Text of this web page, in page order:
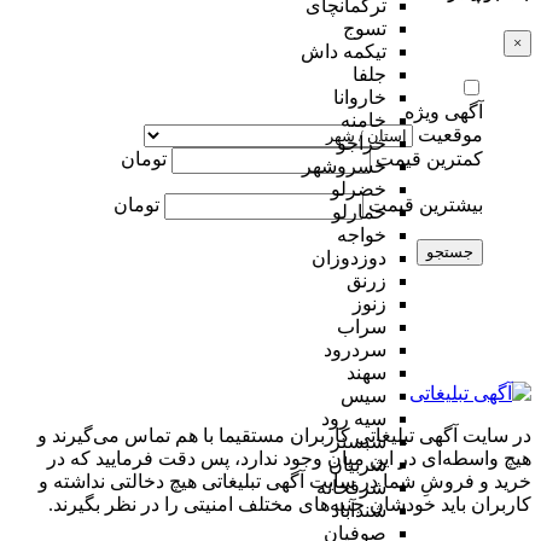
ترکمانچای
تسوج
تیکمه داش
جلفا
خاروانا
خامنه
خراجو
خسروشهر
خضرلو
خمارلو
خواجه
دوزدوزان
زرنق
زنوز
سراب
سردرود
سهند
سیس
سیه رود
شبستر
شربیان
شرفخانه
شندآباد
صوفیان
×
آگهی ویژه
موقعیت
کمترین قیمت
تومان
بیشترین قیمت تومان
جستجو
در سایت آگهی تبلیغاتی کاربران مستقیما با هم تماس می‌گیرند و
هیچ واسطه‌ای در این میان وجود ندارد، پس دقت فرمایید که در
خرید و فروشِ شما در سایت آگهی تبلیغاتی هیچ دخالتی نداشته و
کاربران باید خودشان جنبه‌های مختلف امنیتی را در نظر بگیرند.